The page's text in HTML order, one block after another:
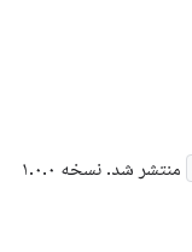
منتشر شد. نسخه ۱.۰.۰